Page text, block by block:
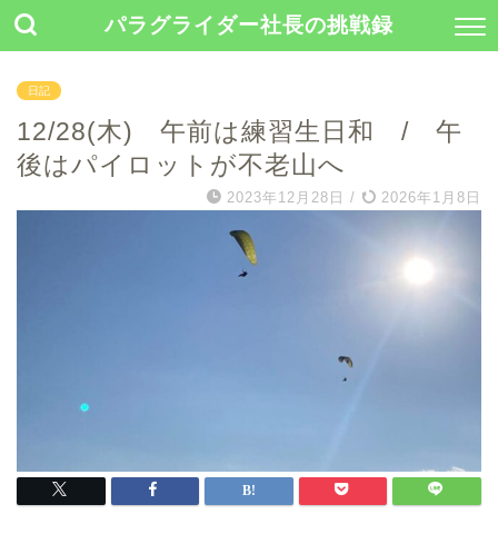
パラグライダー社長の挑戦録
日記
12/28(木) 午前は練習生日和 / 午
後はパイロットが不老山へ
2023年12月28日 / 2026年1月8日